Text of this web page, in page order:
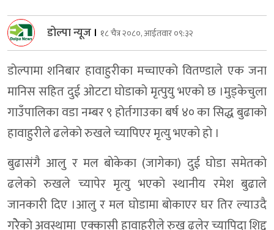
डोल्पा न्यूज । १८ चैत्र २०८०, आईतवार ०९:३२
डाेल्पामा शनिबार हावाहुरीका मच्चाएकाे वितण्डाले एक जना
मानिस सहित दुई ओटटा घाेडाकाे मृत्पुयु भएकाे छ ।मुड्केचुला
गाउँपालिका वडा नम्बर ९ होर्तगाउका बर्ष ४० का सिद्ध बुढाकाे
हावाहुरीले ढलेकाे रुखले च्यापिएर मृत्यु भएकाे हाे ।
बुढासंगै आलु र मल बाेकेका (जागेका) दुई घाेडा समेतकाे
ढलेकाे रुखले च्यापेर मृत्यु भएकाे स्थानीय रमेश बुढाले
जानकारी दिए ।आलु र मल घाेडामा बाेकाएर घर तिर ल्याउदै
गरेेेेकाे अवस्थामा एक्कासी हावाहुरीले रुख ढलेर च्यापिदा शिद्द